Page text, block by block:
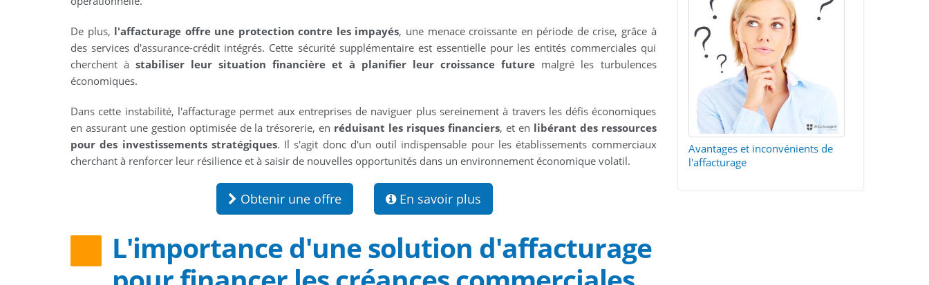
De plus, l'affacturage offre une protection contre les impayés, une menace croissante en période de crise, grâce à
des services d'assurance-crédit intégrés. Cette sécurité supplémentaire est essentielle pour les entités commerciales qui
cherchent àstabiliser leur situation financière et à planifier leur croissance future malgré les turbulences
économiques.
Dans cette instabilité, l'affacturage permet aux entreprises de naviguer plus sereinement à travers les défis économiques
en assurant une gestion optimisée de la trésorerie, en réduisant les risques financiers, et en libérant des ressources
pour des investissements stratégiques. Il s'agit donc d'un outil indispensable pour les établissements commerciaux
cherchant à renforcer leur résilience et à saisir de nouvelles opportunités dans un environnement économique volatil.
Obtenir une offre En savoir plus
L'importance d'une solution d'affacturage
Avantages et inconvénients de
l'affacturage